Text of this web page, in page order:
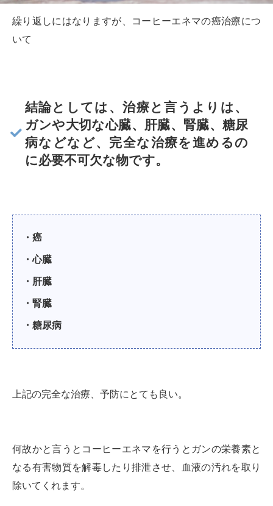
繰り返しにはなりますが、コーヒーエネマの癌治療につ
いて
結論としては、治療と言うよりは、
ガンや大切な心臓、肝臓、腎臓、糖尿
病などなど、完全な治療を進めるの
に必要不可欠な物です。
・癌
・心臓
・肝臓
・腎臓
・糖尿病
上記の完全な治療、予防にとても良い。
何故かと言うとコーヒーエネマを行うとガンの栄養素と
なる有害物質を解毒したり排泄させ、血液の汚れを取り
除いてくれます。